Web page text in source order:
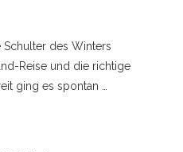
des Winters
Reise und die richtige
ging es spontan …